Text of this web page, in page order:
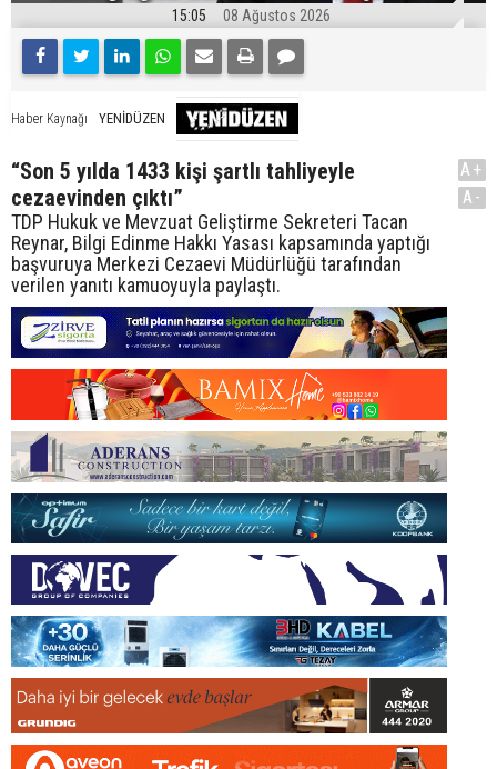
15:05 08 Ağustos 2026
Haber Kaynağı YENİDÜZEN
“Son 5 yılda 1433 kişi şartlı tahliyeyle
cezaevinden çıktı”
TDP Hukuk ve Mevzuat Geliştirme Sekreteri Tacan
Reynar, Bilgi Edinme Hakkı Yasası kapsamında yaptığı
başvuruya Merkezi Cezaevi Müdürlüğü tarafından
verilen yanıtı kamuoyuyla paylaştı.
A+
A-